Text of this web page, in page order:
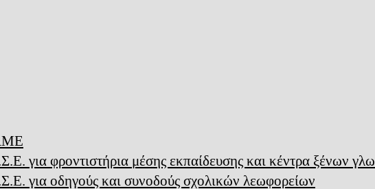
για φροντιστήρια μέσης εκπαίδευσης και κέντρα ξένων
για οδηγούς και συνοδούς σχολικών λεωφορείων